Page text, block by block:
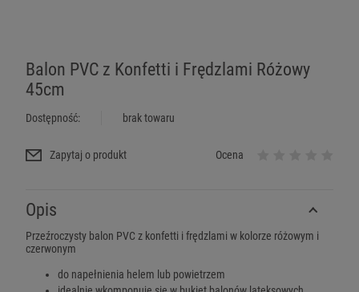
Balon PVC z Konfetti i Frędzlami Różowy
45cm
Dostępność: brak towaru
Zapytaj o produkt Ocena
Opis
Przeźroczysty balon PVC z konfetti i frędzlami w kolorze różowym i
czerwonym
do napełnienia helem lub powietrzem